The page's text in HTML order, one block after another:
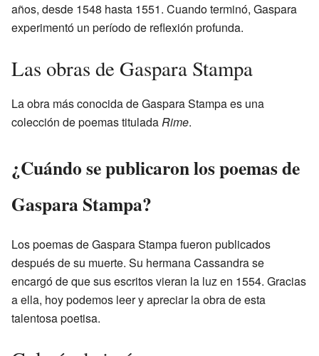
años, desde 1548 hasta 1551. Cuando terminó, Gaspara
experimentó un período de reflexión profunda.
Las obras de Gaspara Stampa
La obra más conocida de Gaspara Stampa es una
colección de poemas tituladaRime.
¿Cuándo se publicaron los poemas de
Gaspara Stampa?
Los poemas de Gaspara Stampa fueron publicados
después de su muerte. Su hermana Cassandra se
encargó de que sus escritos vieran la luz en 1554. Gracias
a ella, hoy podemos leer y apreciar la obra de esta
talentosa poetisa.